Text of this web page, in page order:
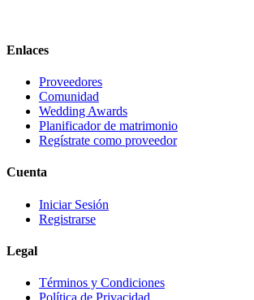
Enlaces
Proveedores
Comunidad
Wedding Awards
Planificador de matrimonio
Regístrate como proveedor
Cuenta
Iniciar Sesión
Registrarse
Legal
Términos y Condiciones